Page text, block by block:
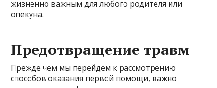
жизненно важным для любого родителя или
опекуна.
Предотвращение травм
Прежде чем мы перейдем к рассмотрению
способов оказания первой помощи, важно